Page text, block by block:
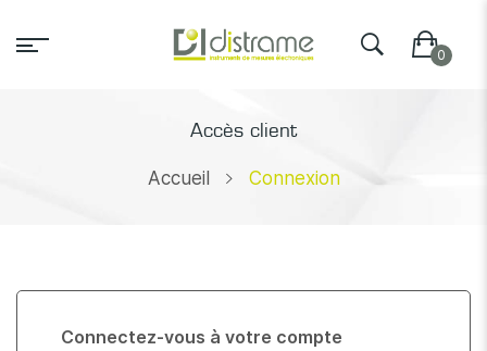
Accès client
Accueil Connexion
Connectez-vous à votre compte